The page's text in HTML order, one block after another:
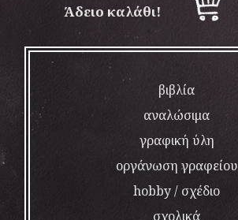
Άδειο καλάθι!
βιβλία
αναλώσιμα
γραφική ύλη
οργάνωση γραφείου
hobby / σχέδιο
σχολικά